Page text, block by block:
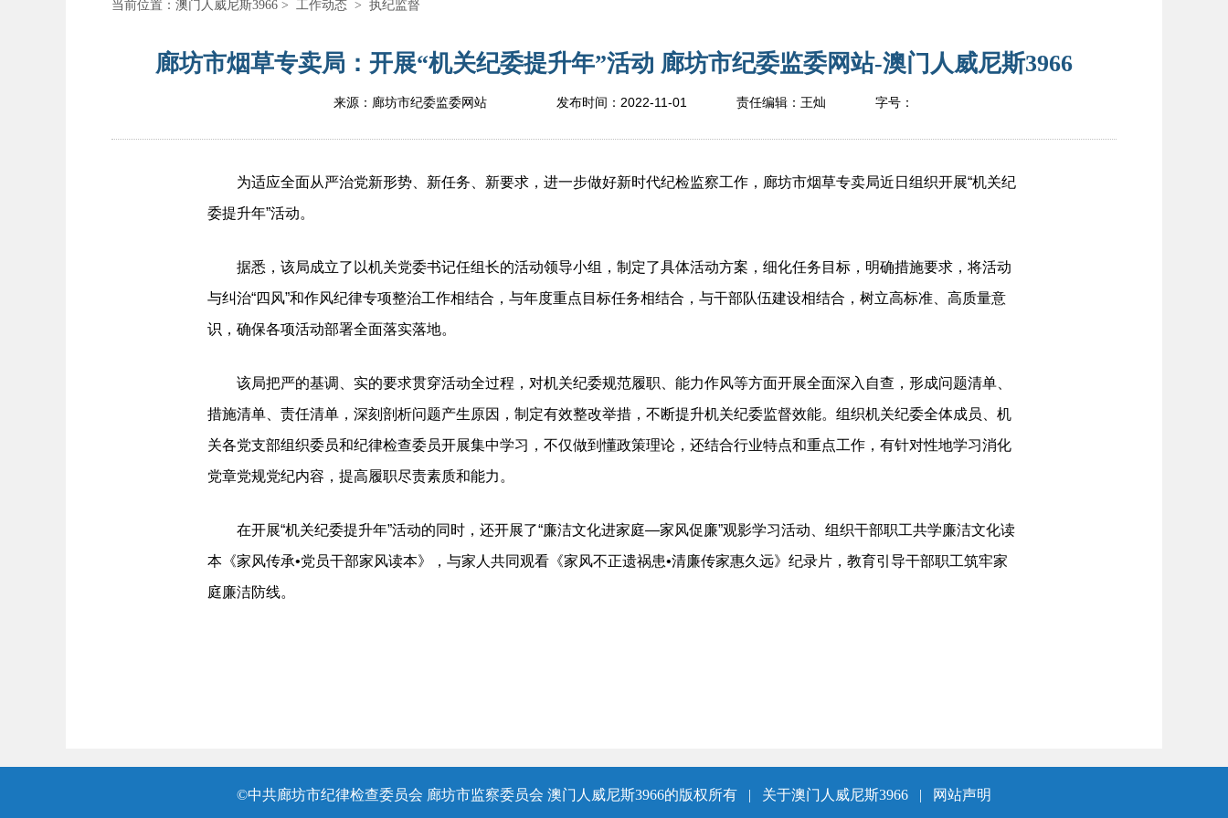
当前位置： 澳门人威尼斯3966 > 工作动态 > 执纪监督
廊坊市烟草专卖局：开展“机关纪委提升年”活动 廊坊市纪委监委网站-澳门人威尼斯3966
来源：廊坊市纪委监委网站 发布时间： 2022-11-01 责任编辑： 王灿 字号：
为适应全面从严治党新形势、新任务、新要求，进一步做好新时代纪检监察工作，廊坊市烟草专卖局近日组织开展“机关纪
委提升年”活动。
据悉，该局成立了以机关党委书记任组长的活动领导小组，制定了具体活动方案，细化任务目标，明确措施要求，将活动
与纠治“四风”和作风纪律专项整治工作相结合，与年度重点目标任务相结合，与干部队伍建设相结合，树立高标准、高质量意
识，确保各项活动部署全面落实落地。
该局把严的基调、实的要求贯穿活动全过程，对机关纪委规范履职、能力作风等方面开展全面深入自查，形成问题清单、
措施清单、责任清单，深刻剖析问题产生原因，制定有效整改举措，不断提升机关纪委监督效能。组织机关纪委全体成员、机
关各党支部组织委员和纪律检查委员开展集中学习，不仅做到懂政策理论，还结合行业特点和重点工作，有针对性地学习消化
党章党规党纪内容，提高履职尽责素质和能力。
在开展“机关纪委提升年”活动的同时，还开展了“廉洁文化进家庭—家风促廉”观影学习活动、组织干部职工共学廉洁文化读
本《家风传承•党员干部家风读本》，与家人共同观看《家风不正遗祸患•清廉传家惠久远》纪录片，教育引导干部职工筑牢家
庭廉洁防线。
©中共廊坊市纪律检查委员会 廊坊市监察委员会 澳门人威尼斯3966的版权所有 | 关于澳门人威尼斯3966 | 网站声明